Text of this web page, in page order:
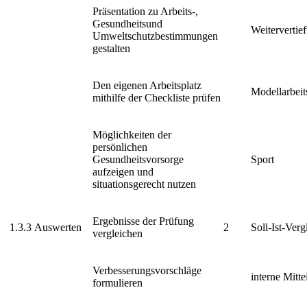
Präsentation zu Arbeits-,
Gesundheitsund
Umweltschutzbestimmungen
gestalten
Den eigenen Arbeitsplatz
mithilfe der Checkliste prüfen
Möglichkeiten der
persönlichen
Gesundheitsvorsorge
aufzeigen und
situationsgerecht nutzen
Sport
1.3.3 Auswerten
Ergebnisse der Prüfung
vergleichen
2 Soll-Ist-
Verbesserungsvorschläge
formulieren
interne